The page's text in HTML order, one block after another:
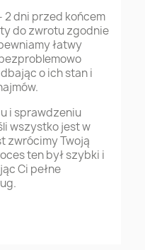
2 dni przed końcem
do zwrotu zgodnie
łatwy
o ich stan i
i sprawdzeniu
wszystko jest w
zwrócimy Twoją
ten był szybki i
Ci pełne